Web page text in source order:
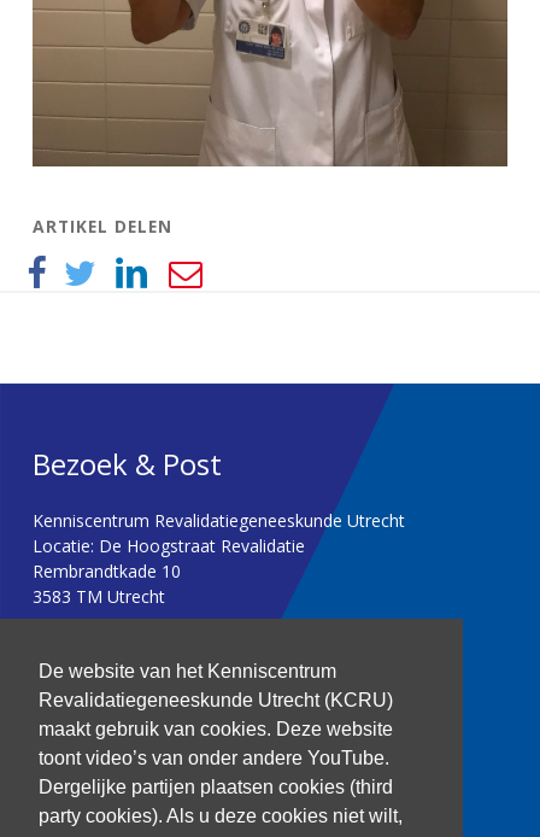
De website van het Kenniscentrum
Revalidatiegeneeskunde Utrecht (KCRU)
maakt gebruik van cookies. Deze website
toont video’s van onder andere YouTube.
Dergelijke partijen plaatsen cookies (third
party cookies). Als u deze cookies niet wilt,
ARTIKEL DELEN
Bezoek & Post
Kenniscentrum Revalidatiegeneeskunde Utrecht
Locatie: De Hoogstraat Revalidatie
Rembrandtkade 10
3583 TM Utrecht
kenniscentrum@dehoogstraat.nl
Over het KCRU